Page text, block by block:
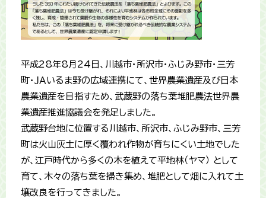
平成28年8月24日、川越市・所沢市・ふじみ野市・三芳
町・ＪＡいるま野の広域連携にて、世界農業遺産及び日本
農業遺産を目指すため、武蔵野の落ち葉堆肥農法世界農
業遺産推進協議会を発足しました。
武蔵野台地に位置する川越市、所沢市、ふじみ野市、三芳
町は火山灰土に厚く覆われ作物が育ちにくい土地でした
が、江戸時代から多くの木を植えて平地林（ヤマ） として
育て、木々の落ち葉を掃き集め、堆肥として畑に入れて土
壌改良を行ってきました。